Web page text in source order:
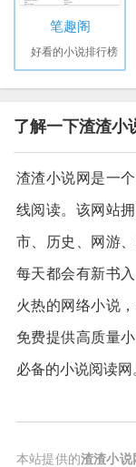
笔趣阁
好看的小说排行榜
了解一下渣渣小
渣渣小说网是一
线阅读。该网站
市、历史、网游
每天都会有新书
火热的网络小说
免费提供高质量
必备的小说阅读网
本站提供的渣渣小说